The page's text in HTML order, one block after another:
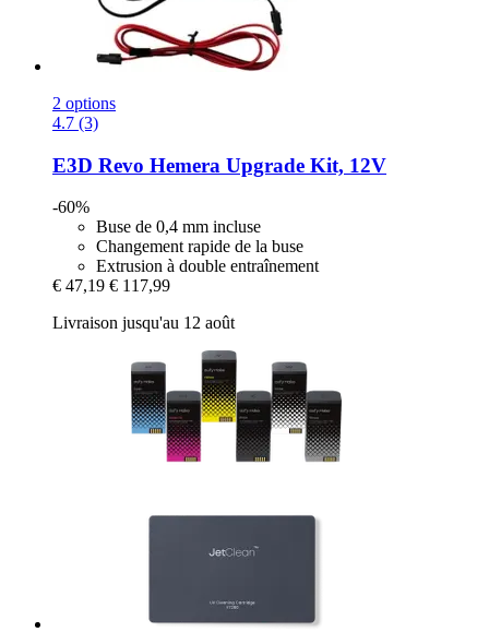
2 options
4.7 (3)
E3D Revo Hemera Upgrade Kit, 12V
-60%
Buse de 0,4 mm incluse
Changement rapide de la buse
Extrusion à double entraînement
€ 47,19 € 117,99
Livraison jusqu'au 12 août